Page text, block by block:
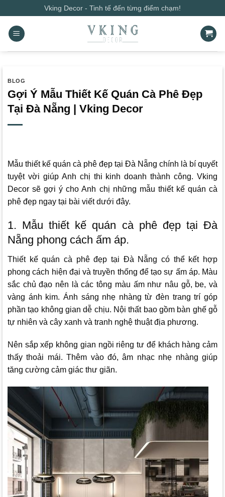
qua
nội
dung
Vking Decor - Tinh tế đến từng điểm chạm!
BLOG
Gợi Ý Mẫu Thiết Kế Quán Cà Phê Đẹp
Tại Đà Nẵng | Vking Decor
Mẫu thiết kế quán cà phê đẹp tại Đà Nẵng chính là bí quyết
tuyệt vời giúp Anh chị thi kinh doanh thành công. Vking
Decor sẽ gợi ý cho Anh chị những mẫu thiết kế quán cà
phê đẹp ngay tại bài viết dưới đây.
1. Mẫu thiết kế quán cà phê đẹp tại Đà
Nẵng phong cách ấm áp.
Thiết kế quán cà phê đẹp tại Đà Nẵng có thể kết hợp
phong cách hiện đại và truyền thống để tạo sự ấm áp. Màu
sắc chủ đạo nên là các tông màu ấm như nâu gỗ, be, và
vàng ánh kim. Ánh sáng nhẹ nhàng từ đèn trang trí góp
phần tạo không gian dễ chịu. Nội thất bao gồm bàn ghế gỗ
tự nhiên và cây xanh và tranh nghệ thuật địa phương.
Nên sắp xếp không gian ngồi riêng tư để khách hàng cảm
thấy thoải mái. Thêm vào đó, âm nhạc nhẹ nhàng giúp
tăng cường cảm giác thư giãn.